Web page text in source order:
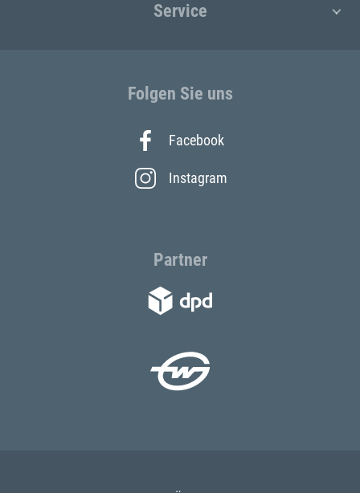
Service
Folgen Sie uns
Facebook
Instagram
Partner